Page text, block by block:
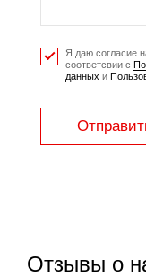
Я даю согласие
соответсвии с
данных и
Отзывы о